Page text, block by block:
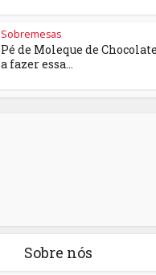
Sobremesas
Pé de Moleque de
a fazer essa...
Sobre nós